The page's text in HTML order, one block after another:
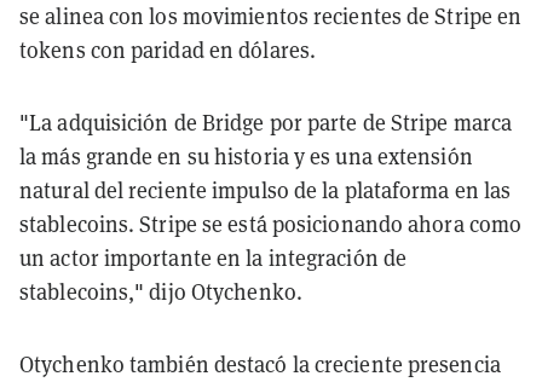
se alinea con los movimientos recientes de Stripe en
tokens con paridad en dólares.
"La adquisición de Bridge por parte de Stripe marca
la más grande en su historia y es una extensión
natural del reciente impulso de la plataforma en las
stablecoins. Stripe se está posicionando ahora como
un actor importante en la integración de
stablecoins," dijo Otychenko.
Otychenko también destacó la creciente presencia